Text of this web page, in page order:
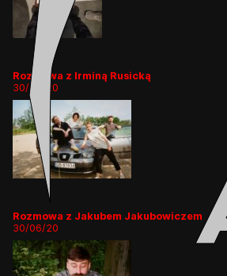
Rozmowa z Irminą Rusicką
30/06/20
Rozmowa z Jakubem Jakubowiczem
30/06/20